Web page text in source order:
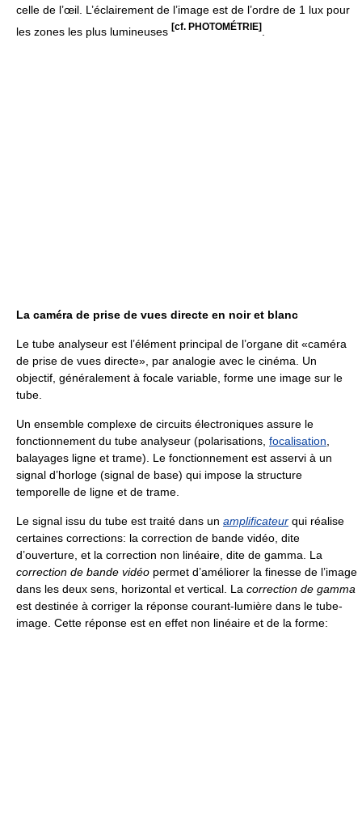
celle de l’œil. L’éclairement de l’image est de l’ordre de 1 lux pour
les zones les plus lumineuses [cf. PHOTOMÉTRIE]
La caméra de prise de vues directe en noir et blanc
Le tube analyseur est l’élément principal de l’organe dit «caméra
de prise de vues directe», par analogie avec le cinéma. Un
objectif, généralement à focale variable, forme une image sur le
tube.
Un ensemble complexe de circuits électroniques assure le
fonctionnement du tube analyseur (polarisations, focalisation,
balayages ligne et trame). Le fonctionnement est asservi à un
signal d’horloge (signal de base) qui impose la structure
temporelle de ligne et de trame.
Le signal issu du tube est traité dans un amplificateur qui réalise
certaines corrections: la correction de bande vidéo, dite
d’ouverture, et la correction non linéaire, dite de gamma. La
correction de bande vidéo permet d’améliorer la finesse de l’image
dans les deux sens, horizontal et vertical. La correction de gamma
est destinée à corriger la réponse courant-lumière dans le tube-
image. Cette réponse est en effet non linéaire et de la forme: